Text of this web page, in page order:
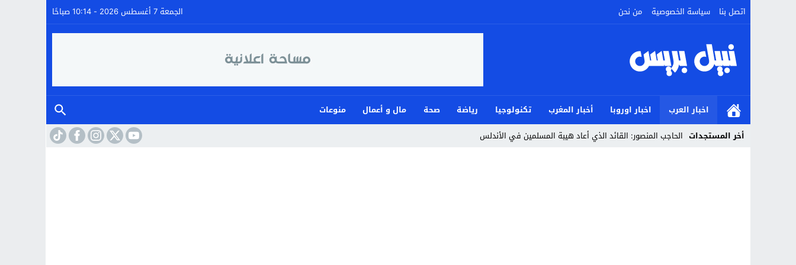
اتصل بنا سياسة الخصوصية من نحن الجمعة 7 أغسطس 2026 - 10:14 صباحًا
اخبار العرب اخبار اوروبا أخبار المغرب تكنولوجيا رياضة صحة مال و أعمال
منوعات
أخر المستجدات الحاجب المنصور: القائد الذي أعاد هيبة المسلمين في الأندلس